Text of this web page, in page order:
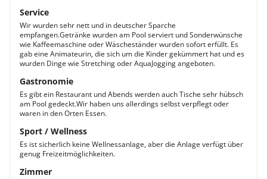
Service
Wir wurden sehr nett und in deutscher Sparche
empfangen.Getränke wurden am Pool serviert und Sonderwünsche
wie Kaffeemaschine oder Wäscheständer wurden sofort erfüllt. Es
gab eine Animateurin, die sich um die Kinder gekümmert hat und es
wurden Dinge wie Stretching oder AquaJogging angeboten.
Gastronomie
Es gibt ein Restaurant und Abends werden auch Tische sehr hübsch
am Pool gedeckt.Wir haben uns allerdings selbst verpflegt oder
waren in den Orten Essen.
Sport / Wellness
Es ist sicherlich keine Wellnessanlage, aber die Anlage verfügt über
genug Freizeitmöglichkeiten.
Zimmer